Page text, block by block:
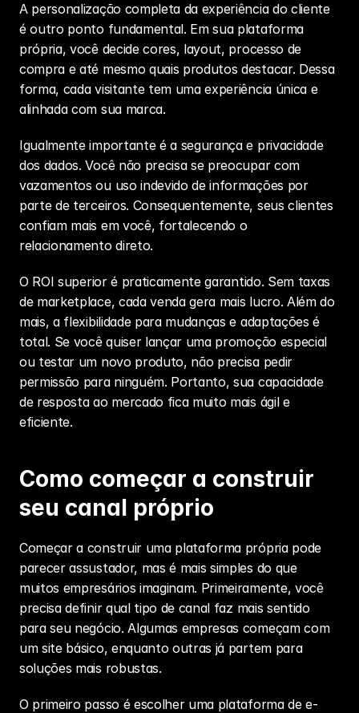
A personalização completa da experiência do cliente
é outro ponto fundamental. Em sua plataforma
própria, você decide cores, layout, processo de
compra e até mesmo quais produtos destacar. Dessa
forma, cada visitante tem uma experiência única e
alinhada com sua marca.
Igualmente importante é a segurança e privacidade
dos dados. Você não precisa se preocupar com
vazamentos ou uso indevido de informações por
parte de terceiros. Consequentemente, seus clientes
confiam mais em você, fortalecendo o
relacionamento direto.
O ROI superior é praticamente garantido. Sem taxas
de marketplace, cada venda gera mais lucro. Além do
mais, a flexibilidade para mudanças e adaptações é
total. Se você quiser lançar uma promoção especial
ou testar um novo produto, não precisa pedir
permissão para ninguém. Portanto, sua capacidade
de resposta ao mercado fica muito mais ágil e
eficiente.
Como começar a construir
seu canal próprio
Começar a construir uma plataforma própria pode
parecer assustador, mas é mais simples do que
muitos empresários imaginam. Primeiramente, você
precisa definir qual tipo de canal faz mais sentido
para seu negócio. Algumas empresas começam com
um site básico, enquanto outras já partem para
soluções mais robustas.
O primeiro passo é escolher uma plataforma de e-